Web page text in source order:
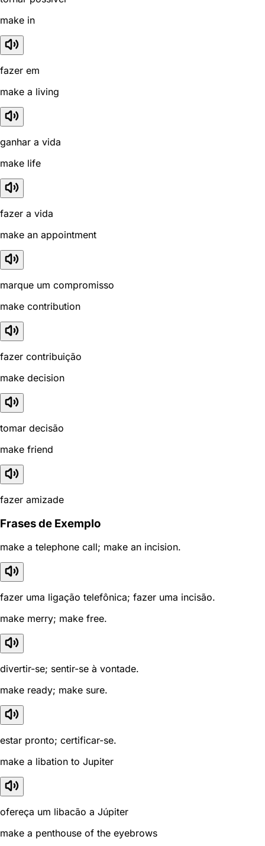
make in
fazer em
make a living
ganhar a vida
make life
fazer a vida
make an appointment
marque um compromisso
make contribution
fazer contribuição
make decision
tomar decisão
make friend
fazer amizade
Frases de Exemplo
make a telephone call; make an incision.
fazer uma ligação telefônica; fazer uma incisão.
make merry; make free.
divertir-se; sentir-se à vontade.
make ready; make sure.
estar pronto; certificar-se.
make a libation to Jupiter
ofereça um libacão a Júpiter
make a penthouse of the eyebrows